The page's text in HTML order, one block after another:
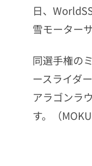
日、
雪モーター
同選手権の
ースライダ
アラゴンラ
す。（MOKU